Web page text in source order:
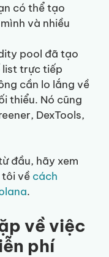
có thể tạo
và nhiều
pool đã tạo
list trực tiếp
cần lo lắng về
thiểu. Nó cũng
DexTools,
đầu, hãy xem
tôi về cách
.
về việc
phí